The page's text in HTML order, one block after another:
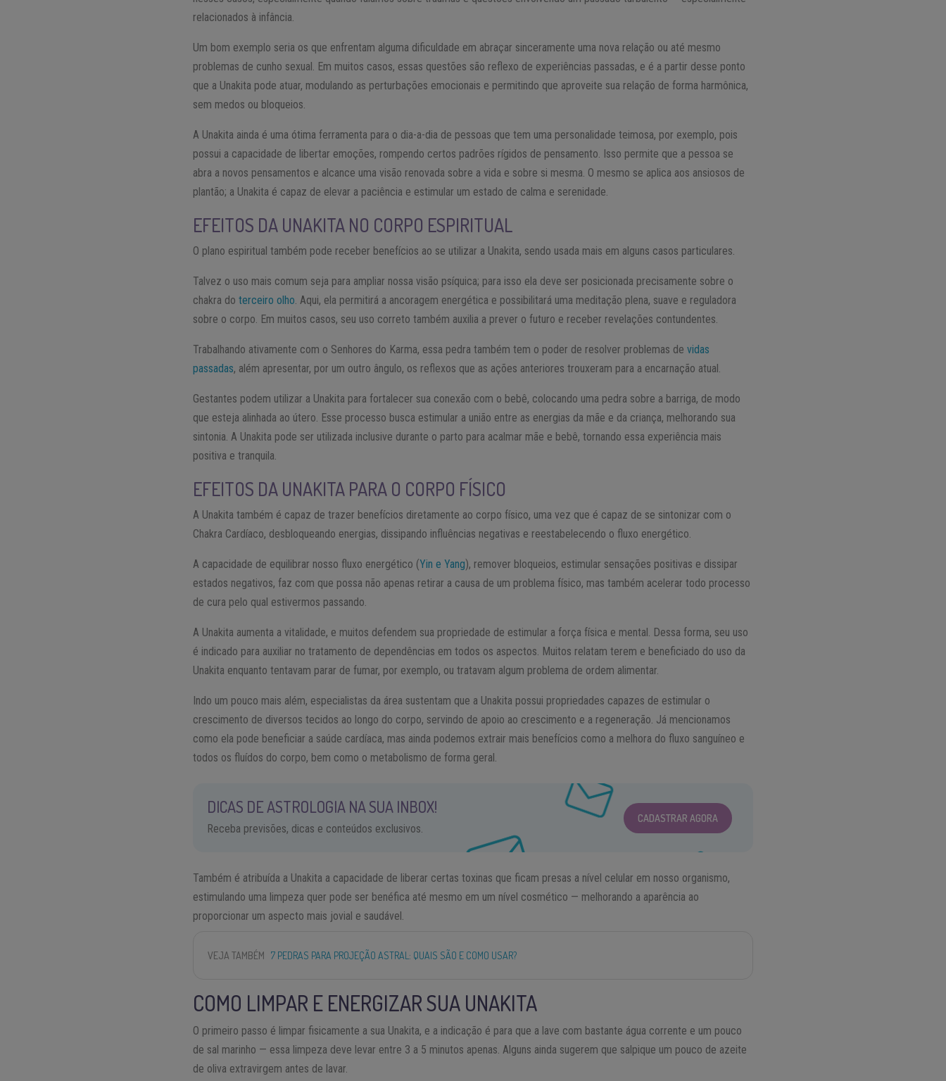
relacionados à infância.
Um bom exemplo seria os que enfrentam alguma dificuldade em abraçar sinceramente uma nova relação ou até mesmo
problemas de cunho sexual. Em muitos casos, essas questões são reflexo de experiências passadas, e é a partir desse ponto
que a Unakita pode atuar, modulando as perturbações emocionais e permitindo que aproveite sua relação de forma harmônica,
sem medos ou bloqueios.
A Unakita ainda é uma ótima ferramenta para o dia-a-dia de pessoas que tem uma personalidade teimosa, por exemplo, pois
possui a capacidade de libertar emoções, rompendo certos padrões rígidos de pensamento. Isso permite que a pessoa se
abra a novos pensamentos e alcance uma visão renovada sobre a vida e sobre si mesma. O mesmo se aplica aos ansiosos de
plantão; a Unakita é capaz de elevar a paciência e estimular um estado de calma e serenidade.
EFEITOS DA UNAKITA NO CORPO ESPIRITUAL
O plano espiritual também pode receber benefícios ao se utilizar a Unakita, sendo usada mais em alguns casos particulares.
Talvez o uso mais comum seja para ampliar nossa visão psíquica; para isso ela deve ser posicionada precisamente sobre o
chakra doterceiro olho. Aqui, ela permitirá a ancoragem energética e possibilitará uma meditação plena, suave e reguladora
sobre o corpo. Em muitos casos, seu uso correto também auxilia a prever o futuro e receber revelações contundentes.
Trabalhando ativamente com o Senhores do Karma, essa pedra também tem o poder de resolver problemas devidas
passadas, além apresentar, por um outro ângulo, os reflexos que as ações anteriores trouxeram para a encarnação atual.
Gestantes podem utilizar a Unakita para fortalecer sua conexão com o bebê, colocando uma pedra sobre a barriga, de modo
que esteja alinhada ao útero. Esse processo busca estimular a união entre as energias da mãe e da criança, melhorando sua
sintonia. A Unakita pode ser utilizada inclusive durante o parto para acalmar mãe e bebê, tornando essa experiência mais
positiva e tranquila.
EFEITOS DA UNAKITA PARA O CORPO FÍSICO
A Unakita também é capaz de trazer benefícios diretamente ao corpo físico, uma vez que é capaz de se sintonizar com o
Chakra Cardíaco, desbloqueando energias, dissipando influências negativas e reestabelecendo o fluxo energético.
A capacidade de equilibrar nosso fluxo energético (Yin e Yang), remover bloqueios, estimular sensações positivas e dissipar
estados negativos, faz com que possa não apenas retirar a causa de um problema físico, mas também acelerar todo processo
de cura pelo qual estivermos passando.
A Unakita aumenta a vitalidade, e muitos defendem sua propriedade de estimular a força física e mental. Dessa forma, seu uso
é indicado para auxiliar no tratamento de dependências em todos os aspectos. Muitos relatam terem e beneficiado do uso da
Unakita enquanto tentavam parar de fumar, por exemplo, ou tratavam algum problema de ordem alimentar.
Indo um pouco mais além, especialistas da área sustentam que a Unakita possui propriedades capazes de estimular o
crescimento de diversos tecidos ao longo do corpo, servindo de apoio ao crescimento e a regeneração. Já mencionamos
como ela pode beneficiar a saúde cardíaca, mas ainda podemos extrair mais benefícios como a melhora do fluxo sanguíneo e
todos os fluídos do corpo, bem como o metabolismo de forma geral.
DICAS DE ASTROLOGIA NA SUA INBOX!
Receba previsões, dicas e conteúdos exclusivos.
CADASTRAR AGORA
Também é atribuída a Unakita a capacidade de liberar certas toxinas que ficam presas a nível celular em nosso organismo,
estimulando uma limpeza quer pode ser benéfica até mesmo em um nível cosmético — melhorando a aparência ao
proporcionar um aspecto mais jovial e saudável.
VEJA TAMBÉM 7 PEDRAS PARA PROJEÇÃO ASTRAL: QUAIS SÃO E COMO USAR?
COMO LIMPAR E ENERGIZAR SUA UNAKITA
O primeiro passo é limpar fisicamente a sua Unakita, e a indicação é para que a lave com bastante água corrente e um pouco
de sal marinho — essa limpeza deve levar entre 3 a 5 minutos apenas. Alguns ainda sugerem que salpique um pouco de azeite
de oliva extravirgem antes de lavar.